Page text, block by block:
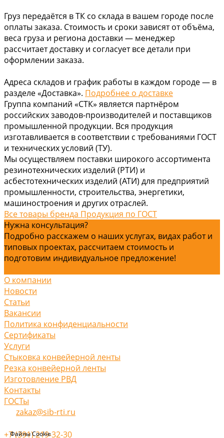
Файлы Cookie
Груз передаётся в ТК со склада в вашем городе после
оплаты заказа. Стоимость и сроки зависят от объёма,
веса груза и региона доставки — менеджер
рассчитает доставку и согласует все детали при
оформлении заказа.
Адреса складов и график работы в каждом городе — в
разделе «Доставка». Подробнее о доставке
Группа компаний «СТК» является партнёром
российских заводов-производителей и поставщиков
промышленной продукции. Вся продукция
изготавливается в соответствии с требованиями ГОСТ
и технических условий (ТУ).
Мы осуществляем поставки широкого ассортимента
резинотехнических изделий (РТИ) и
асбестотехнических изделий (АТИ) для предприятий
промышленности, строительства, энергетики,
машиностроения и других отраслей.
Все товары бренда Продукция по ГОСТ
Нужна консультация?
Подробно расскажем о наших услугах, видах работ и
типовых проектах, рассчитаем стоимость и
подготовим индивидуальное предложение!
О компании
Новости
Статьи
Вакансии
Политика конфиденциальности
Сертификаты
Услуги
Стыковка конвейерной ленты
Резка конвейерной ленты
Изготовление РВД
Контакты
ГОСТы
zakaz@sib-rti.ru
+7 (391) 219-32-30